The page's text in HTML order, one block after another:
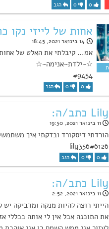
0
0 הגב
אחות של לייזי נקו
14 בינואר 2021, 18:45
אמ… קיבלתי את האלט של
☆~ילדת~אנימה~☆
#9454
0
0 הגב
Lily כתב/ה:
11 בינואר 2021, 19:50
הורדתי דיסקורד ובדקתי איך
lily356#6126
0
0 הגב
Lily כתב/ה:
11 בינואר 2021, 2:52
הייתי רוצה להיות מנקה ומדביקה
את התוכנה אבל אין לי אותה בכללי